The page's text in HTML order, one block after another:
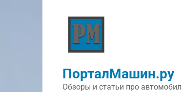
ПорталМашин.ру
Обзоры и статьи про